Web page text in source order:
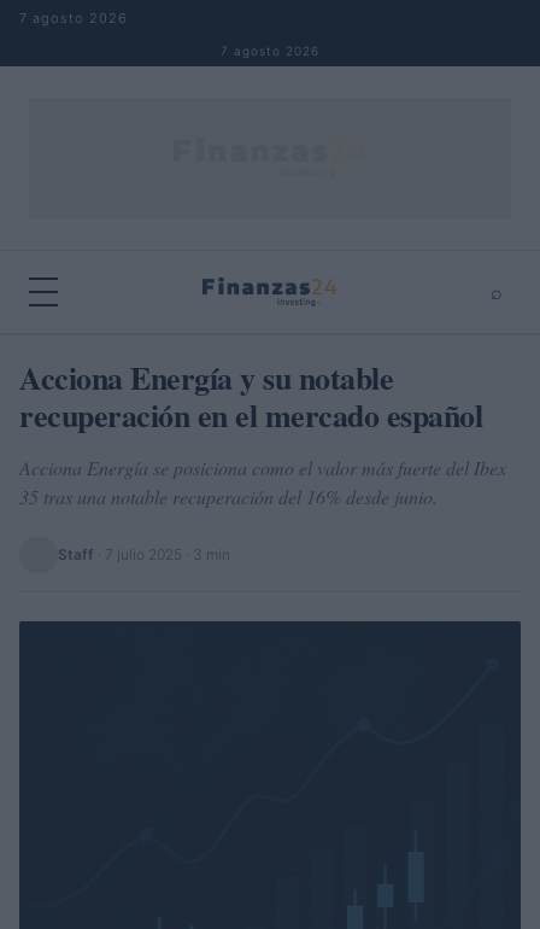
Saltar al contenido
7 agosto 2026
7 agosto 2026
⌕
Buscar
Acciona Energía y su notable
recuperación en el mercado español
Acciona Energía se posiciona como el valor más fuerte del Ibex
35 tras una notable recuperación del 16% desde junio.
Staff 7 julio 2025 · 3 min